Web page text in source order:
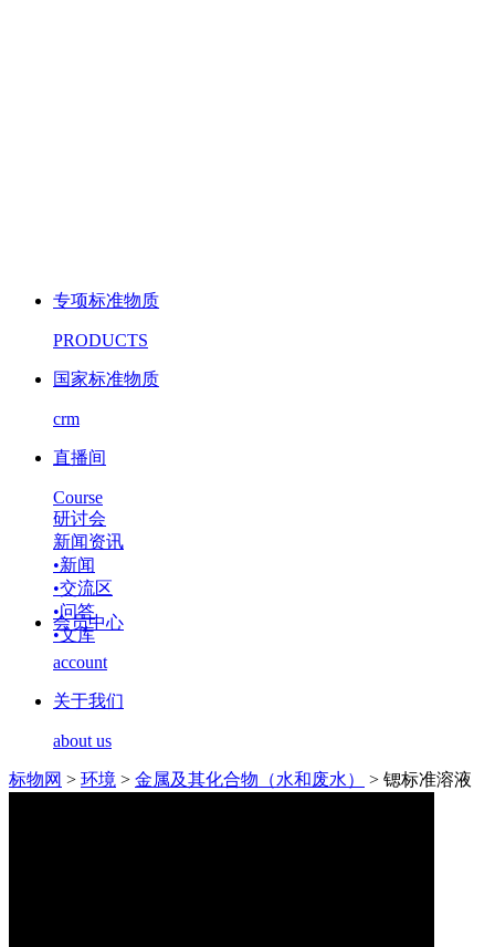
专项标准物质
PRODUCTS
国家标准物质
crm
直播间
Course
研讨会
新闻资讯
•新闻
•交流区
•问答
•文库
会员中心
account
关于我们
about us
标物网 > 环境 > 金属及其化合物（水和废水） > 锶标准溶液